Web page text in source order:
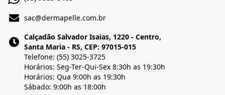
sac@dermapelle.com.br
Calçadão Salvador Isaias, 1220 - Centro,
Santa Maria - RS, CEP: 97015-015
Telefone: (55) 3025-3725
Horários: Seg-Ter-Qui-Sex 8:30h as 19:30h
Horários: Qua 9:00h as 19:30h
Sábado: 9:00h as 18:00h